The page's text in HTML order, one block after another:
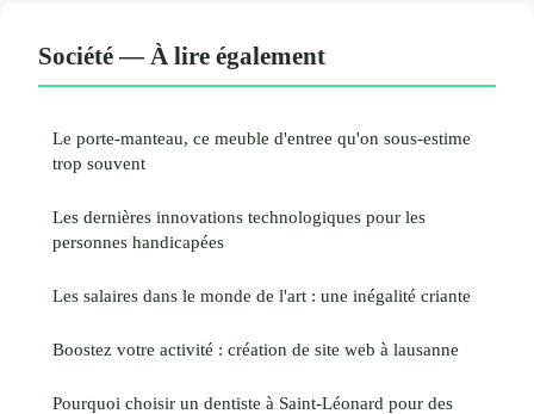
Société — À lire également
Le porte-manteau, ce meuble d'entree qu'on sous-estime
trop souvent
Les dernières innovations technologiques pour les
personnes handicapées
Les salaires dans le monde de l'art : une inégalité criante
Boostez votre activité : création de site web à lausanne
Pourquoi choisir un dentiste à Saint-Léonard pour des